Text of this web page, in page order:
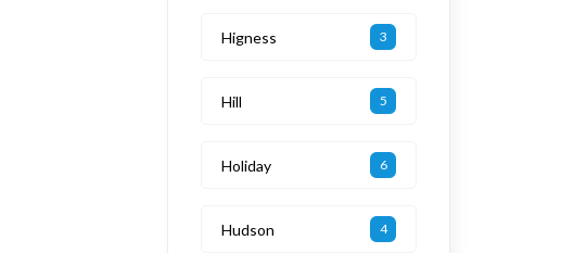
Higness 3
Hill 5
Holiday 6
Hudson 4